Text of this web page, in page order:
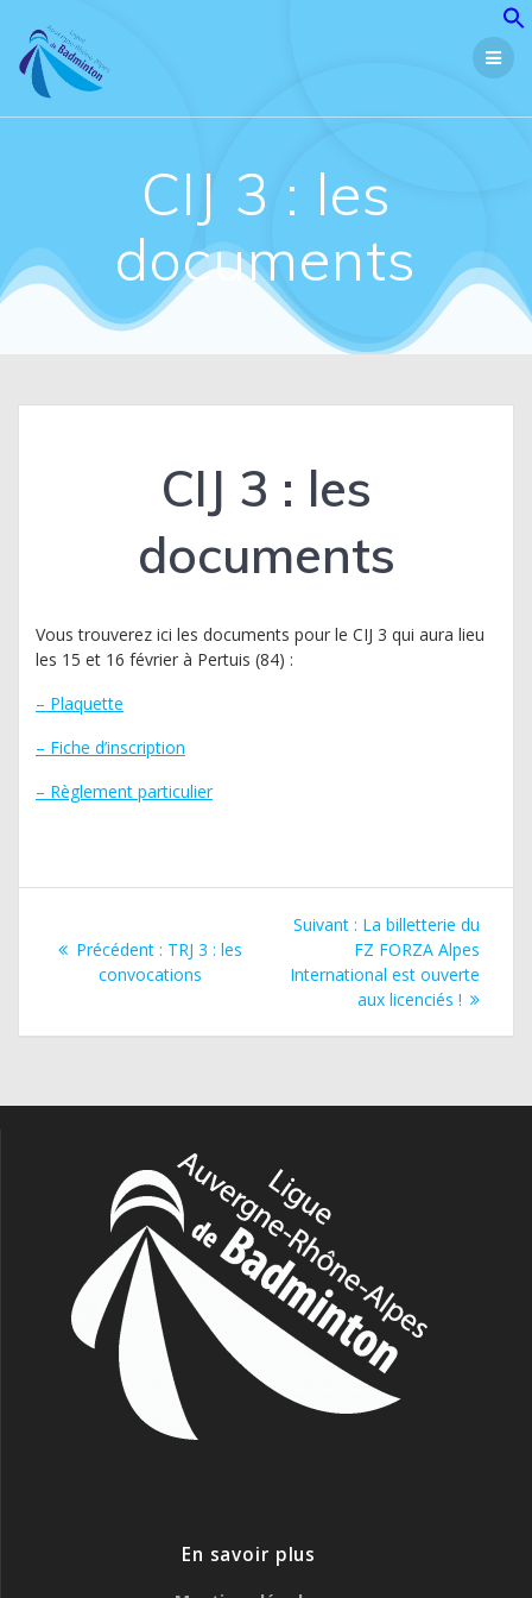
CIJ 3 : les
documents
CIJ 3 : les
documents
Vous trouverez ici les documents pour le CIJ 3 qui aura lieu
les 15 et 16 février à Pertuis (84) :
– Plaquette
– Fiche d’inscription
– Règlement particulier
de Précédent : Article
précédent
TRJ 3 : les
convocations
Suivant : Article
suivant
:
La billetterie du
FZ FORZA Alpes
International est ouverte
aux licenciés !
En savoir plus